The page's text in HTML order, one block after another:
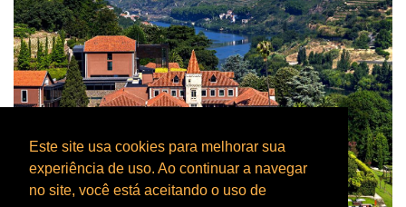
Este site usa cookies para melhorar sua
experiência de uso. Ao continuar a navegar
no site, você está aceitando o uso de